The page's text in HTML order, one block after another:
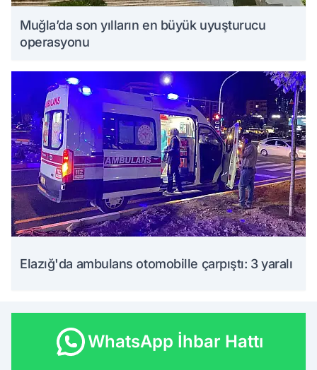
Muğla’da son yılların en büyük uyuşturucu
operasyonu
Elazığ'da ambulans otomobille çarpıştı: 3 yaralı
WhatsApp İhbar Hattı